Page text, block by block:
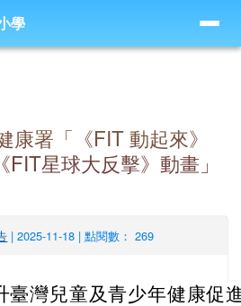
民小學
學
康署「《FIT 動起來》
星球大反擊》動畫」
| 2025-11-18 | 點閱數： 269
臺灣兒童及青少年健康促